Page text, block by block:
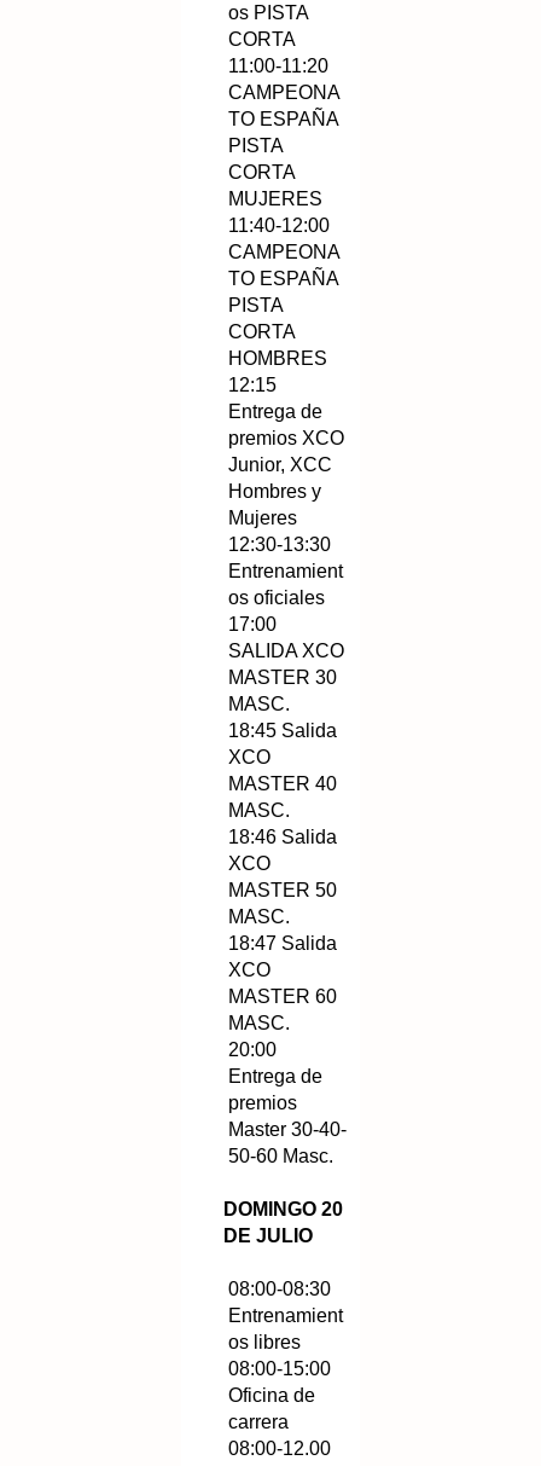
os PISTA
CORTA
11:00-11:20
CAMPEONA
TO ESPAÑA
PISTA
CORTA
MUJERES
11:40-12:00
CAMPEONA
TO ESPAÑA
PISTA
CORTA
HOMBRES
12:15
Entrega de
premios XCO
Junior, XCC
Hombres y
Mujeres
12:30-13:30
Entrenamient
os oficiales
17:00
SALIDA XCO
MASTER 30
MASC.
18:45 Salida
XCO
MASTER 40
MASC.
18:46 Salida
XCO
MASTER 50
MASC.
18:47 Salida
XCO
MASTER 60
MASC.
20:00
Entrega de
premios
Master 30-40-
50-60 Masc.
DOMINGO 20
DE JULIO
08:00-08:30
Entrenamient
os libres
08:00-15:00
Oficina de
carrera
08:00-12.00